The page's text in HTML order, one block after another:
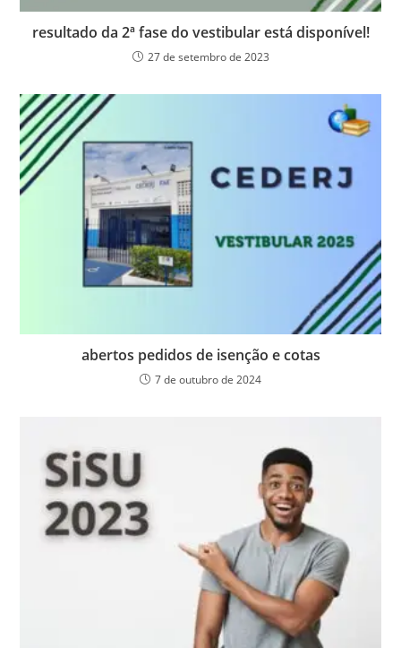
resultado da 2ª fase do vestibular está disponível!
27 de setembro de 2023
abertos pedidos de isenção e cotas
7 de outubro de 2024